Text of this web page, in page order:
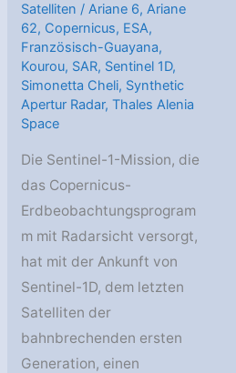
Satelliten /Ariane 6,Ariane
62, Copernicus, ESA,
Französisch-Guayana,
Kourou, SAR, Sentinel 1D,
Simonetta Cheli, Synthetic
Apertur Radar,Thales Alenia
Space
Die Sentinel-1-Mission, die
das Copernicus-
Erdbeobachtungsprogram
m mit Radarsicht versorgt,
hat mit der Ankunft von
Sentinel-1D, dem letzten
Satelliten der
bahnbrechenden ersten
Generation, einen